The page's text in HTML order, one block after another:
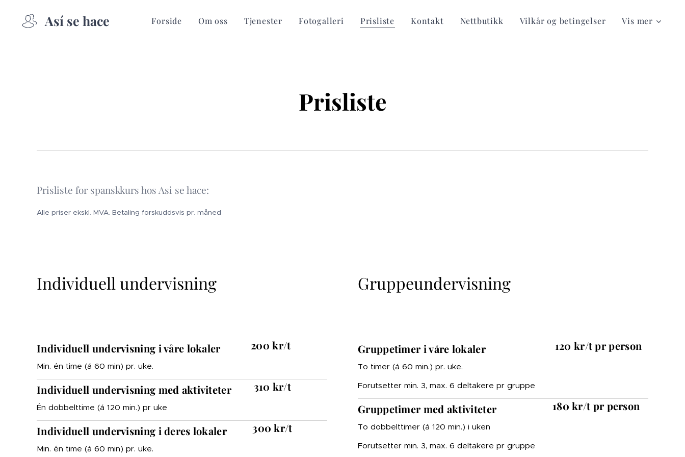
Así se hace Forside Om oss Tjenester Fotogalleri Prisliste Kontakt Nettbutikk Vilkår og betingelser Vis mer
Prisliste
Prisliste for spanskkurs hos Asi se hace:
Alle priser ekskl. MVA. Betaling forskuddsvis pr. måned
Individuell undervisning
Individuell undervisning i våre lokaler
Min. én time (á 60 min) pr. uke.
200 kr/t
Individuell undervisning med aktiviteter
Én dobbelttime (á 120 min.) pr uke
310 kr/t
Individuell undervisning i deres lokaler
Min. én time (á 60 min) pr. uke.
300 kr/t
Gruppeundervisning
Gruppetimer i våre lokaler
To timer (á 60 min.) pr. uke.
Forutsetter min. 3, max. 6 deltakere pr gruppe
120 kr/t pr person
Gruppetimermed aktiviteter
To dobbelttimer (á 120 min.) i uken
Forutsetter min. 3, max. 6 deltakere pr gruppe
180 kr/t pr person